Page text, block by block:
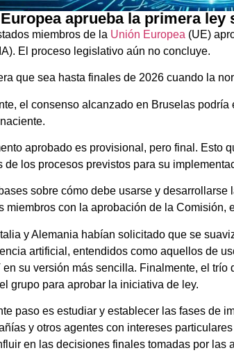
aprueba la primera
miembros de la Unión Europea (UE)
El proceso legislativo aún no concluye.
que sea hasta finales de 2026 cuando la
el consenso alcanzado en Bruselas
aprobado es provisional, pero final. Esto
de los procesos previstos para su
sobre cómo debe usarse y
miembros con la aprobación de la Comisión,
y Alemania habían solicitado que se
artificial, entendidos como aquellos de
en su versión más sencilla. Finalmente, el
grupo para aprobar la iniciativa de ley.
paso es estudiar y establecer las fases de
y otros agentes con intereses
en las decisiones finales tomadas por las